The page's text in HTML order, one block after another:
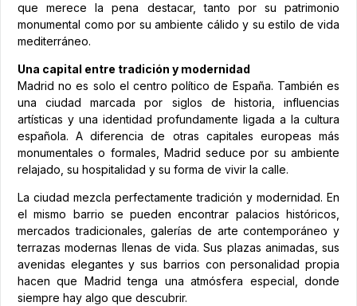
que merece la pena destacar, tanto por su patrimonio
monumental como por su ambiente cálido y su estilo de vida
mediterráneo.
Una capital entre tradición y modernidad
Madrid no es solo el centro político de España. También es
una ciudad marcada por siglos de historia, influencias
artísticas y una identidad profundamente ligada a la cultura
española. A diferencia de otras capitales europeas más
monumentales o formales, Madrid seduce por su ambiente
relajado, su hospitalidad y su forma de vivir la calle.
La ciudad mezcla perfectamente tradición y modernidad. En
el mismo barrio se pueden encontrar palacios históricos,
mercados tradicionales, galerías de arte contemporáneo y
terrazas modernas llenas de vida. Sus plazas animadas, sus
avenidas elegantes y sus barrios con personalidad propia
hacen que Madrid tenga una atmósfera especial, donde
siempre hay algo que descubrir.